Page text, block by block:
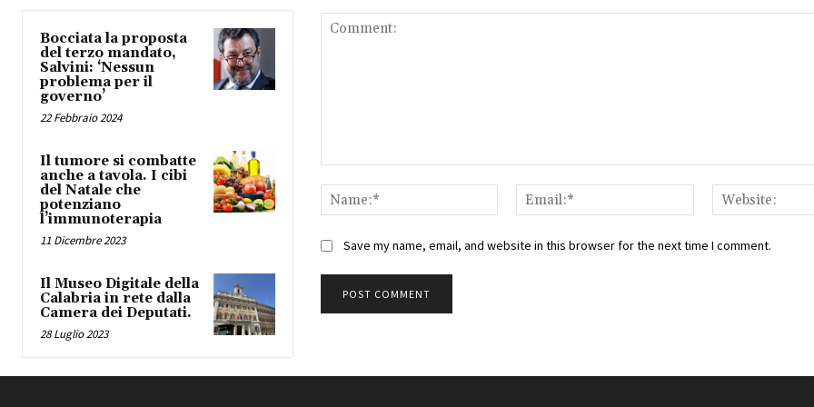
Bocciata la proposta
del terzo mandato,
Salvini: ‘Nessun
problema per il
governo’
22 Febbraio 2024
Il tumore si combatte
anche a tavola. I cibi
del Natale che
potenziano
l’immunoterapia
11 Dicembre 2023
Il Museo Digitale della
Calabria in rete dalla
Camera dei Deputati.
28 Luglio 2023
Name:*
Email:*
Save my name, email, and website in this browser for the next time I comment.